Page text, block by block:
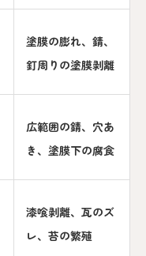
塗膜の膨れ、錆、
釘周りの塗膜剥離
広範囲の錆、穴あ
き、塗膜下の腐食
漆喰剥離、瓦のズ
レ、苔の繁殖